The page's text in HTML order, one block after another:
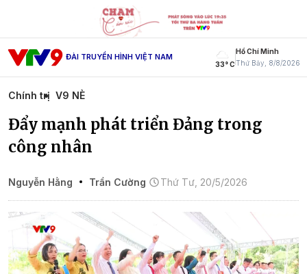
ĐÀI TRUYỀN HÌNH VIỆT NAM
33° C
Hồ Chí Minh
Thứ Bảy, 8/8/2026
Chính trị V9 NÈ
Đẩy mạnh phát triển Đảng trong
công nhân
Nguyễn Hằng Trần Cường Thứ Tư, 20/5/2026